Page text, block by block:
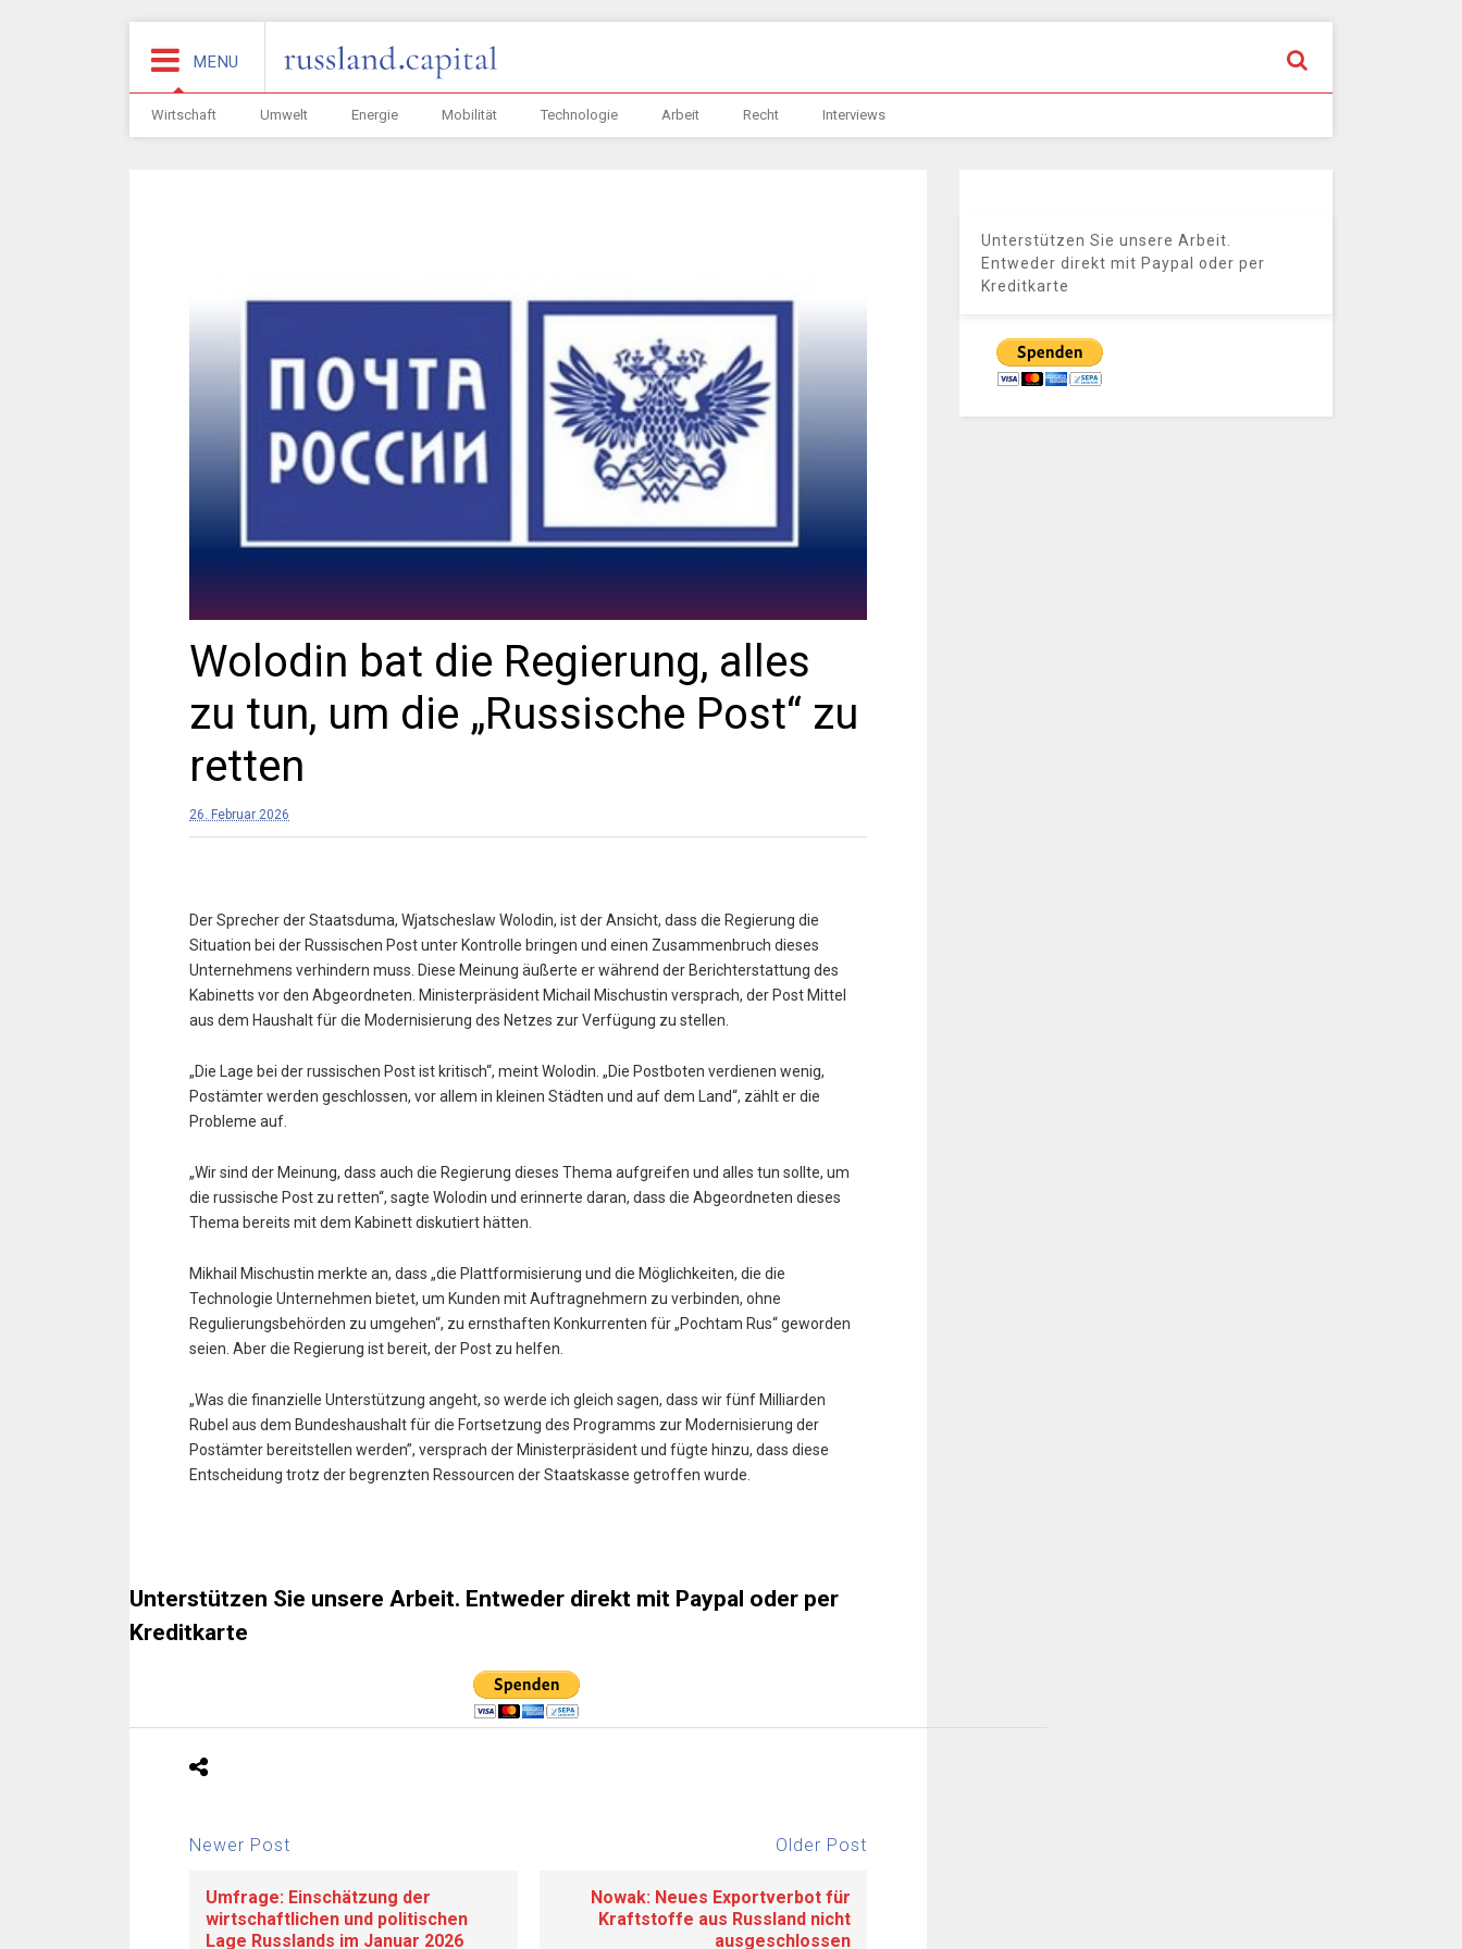
MENU
Wirtschaft Umwelt Energie Mobilität Technologie Arbeit Recht Interviews
Wоlodin bat die Regierung, alles
zu tun, um die „Russische Post“ zu
retten
26. Februar 2026
Der Sprecher der Staatsduma, Wjatscheslaw Wolodin, ist der Ansicht, dass die Regierung die
Situation bei der Russischen Post unter Kontrolle bringen und einen Zusammenbruch dieses
Unternehmens verhindern muss. Diese Meinung äußerte er während der Berichterstattung des
Kabinetts vor den Abgeordneten. Ministerpräsident Michail Mischustin versprach, der Post Mittel
aus dem Haushalt für die Modernisierung des Netzes zur Verfügung zu stellen.
„Die Lage bei der russischen Post ist kritisch“, meint Wolodin. „Die Postboten verdienen wenig,
Postämter werden geschlossen, vor allem in kleinen Städten und auf dem Land“, zählt er die
Probleme auf.
„Wir sind der Meinung, dass auch die Regierung dieses Thema aufgreifen und alles tun sollte, um
die russische Post zu retten“, sagte Wolodin und erinnerte daran, dass die Abgeordneten dieses
Thema bereits mit dem Kabinett diskutiert hätten.
Mikhail Mischustin merkte an, dass „die Plattformisierung und die Möglichkeiten, die die
Technologie Unternehmen bietet, um Kunden mit Auftragnehmern zu verbinden, ohne
Regulierungsbehörden zu umgehen“, zu ernsthaften Konkurrenten für „Pochtam Rus“ geworden
seien. Aber die Regierung ist bereit, der Post zu helfen.
„Was die finanzielle Unterstützung angeht, so werde ich gleich sagen, dass wir fünf Milliarden
Rubel aus dem Bundeshaushalt für die Fortsetzung des Programms zur Modernisierung der
Postämter bereitstellen werden”, versprach der Ministerpräsident und fügte hinzu, dass diese
Entscheidung trotz der begrenzten Ressourcen der Staatskasse getroffen wurde.
Unterstützen Sie unsere Arbeit. Entweder direkt mit Paypal oder per
Kreditkarte
Newer Post
Umfrage: Einschätzung der
wirtschaftlichen und politischen
Lage Russlands im Januar 2026
Older Post
Nowak: Neues Exportverbot für
Kraftstoffe aus Russland nicht
ausgeschlossen
Unterstützen Sie unsere Arbeit.
Entweder direkt mit Paypal oder per
Kreditkarte